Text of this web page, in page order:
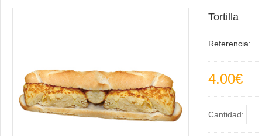
Tortilla
Referencia:
4.00€
Cantidad: